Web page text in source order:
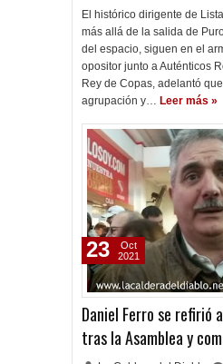
El histórico dirigente de
más allá de la salida de
del espacio, siguen en el
opositor junto a Auténticos
Rey de Copas, adelantó
agrupación y… Leer más »
Daniel Ferro se refirió
tras la Asamblea y
23
Oct
2021